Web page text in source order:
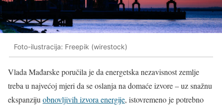
Foto-ilustracija: Freepik (wirestock)
Vlada Mađarske poručila je da energetska nezavisnost zemlje
treba u najvećoj mjeri da se oslanja na domaće izvore – uz snažnu
ekspanzijuobnovljivih izvora energije, istovremeno je potrebno